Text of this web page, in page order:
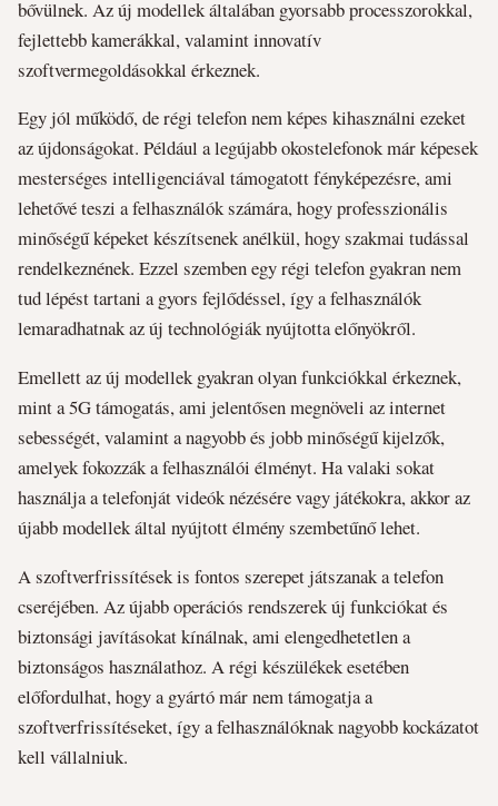
bővülnek. Az új modellek általában gyorsabb processzorokkal,
fejlettebb kamerákkal, valamint innovatív
szoftvermegoldásokkal érkeznek.
Egy jól működő, de régi telefon nem képes kihasználni ezeket
az újdonságokat. Például a legújabb okostelefonok már képesek
mesterséges intelligenciával támogatott fényképezésre, ami
lehetővé teszi a felhasználók számára, hogy professzionális
minőségű képeket készítsenek anélkül, hogy szakmai tudással
rendelkeznének. Ezzel szemben egy régi telefon gyakran nem
tud lépést tartani a gyors fejlődéssel, így a felhasználók
lemaradhatnak az új technológiák nyújtotta előnyökről.
Emellett az új modellek gyakran olyan funkciókkal érkeznek,
mint a 5G támogatás, ami jelentősen megnöveli az internet
sebességét, valamint a nagyobb és jobb minőségű kijelzők,
amelyek fokozzák a felhasználói élményt. Ha valaki sokat
használja a telefonját videók nézésére vagy játékokra, akkor az
újabb modellek által nyújtott élmény szembetűnő lehet.
A szoftverfrissítések is fontos szerepet játszanak a telefon
cseréjében. Az újabb operációs rendszerek új funkciókat és
biztonsági javításokat kínálnak, ami elengedhetetlen a
biztonságos használathoz. A régi készülékek esetében
előfordulhat, hogy a gyártó már nem támogatja a
szoftverfrissítéseket, így a felhasználóknak nagyobb kockázatot
kell vállalniuk.